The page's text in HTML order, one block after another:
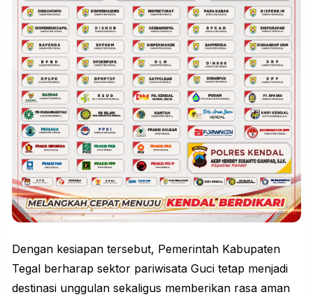
Dengan kesiapan tersebut, Pemerintah Kabupaten
Tegal berharap sektor pariwisata Guci tetap menjadi
destinasi unggulan sekaligus memberikan rasa aman